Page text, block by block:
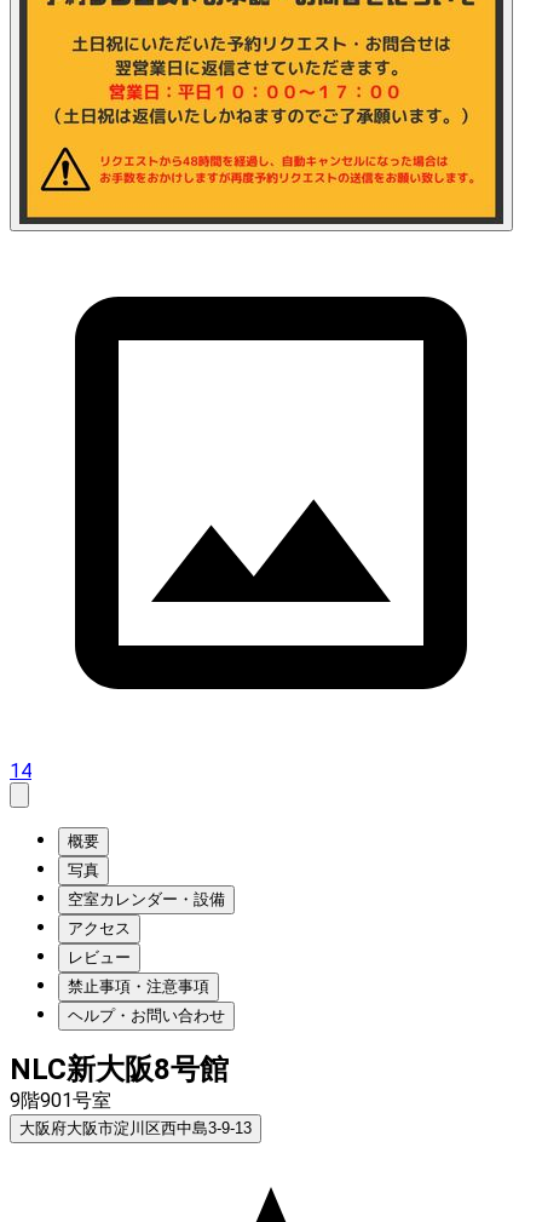
14
概要
写真
空室カレンダー・設備
アクセス
レビュー
禁止事項・注意事項
ヘルプ・お問い合わせ
NLC新大阪8号館
9階901号室
大阪府大阪市淀川区西中島3-9-13